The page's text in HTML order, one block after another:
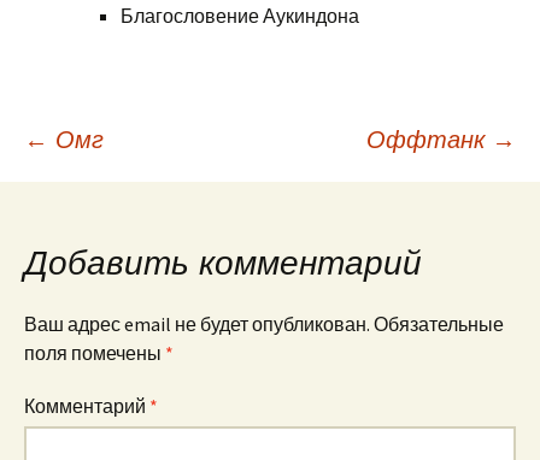
Благословение Аукиндона
Навигация
записям
← Омг Оффтанк →
Добавить комментарий
Ваш адрес email не будет опубликован. Обязательные
поля помечены *
Комментарий *